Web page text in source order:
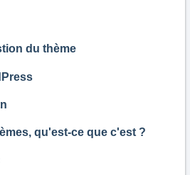
du thème
qu'est-ce que c'est ?